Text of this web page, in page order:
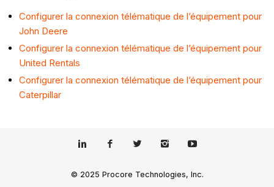
Configurer la connexion télématique de l’équipement pour
John Deere
Configurer la connexion télématique de l’équipement pour
United Rentals
Configurer la connexion télématique de l’équipement pour
Caterpillar
© 2025 Procore Technologies, Inc.